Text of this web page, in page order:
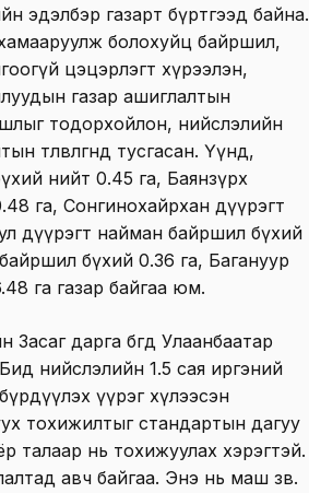
эдэлбэр газарт бүртгээд байна.
болохуйц байршил,
цэцэрлэгт хүрээлэн,
газар ашиглалтын
тодорхойлон, нийслэлийн
төлөвлөгөөнд тусгасан. Үүнд,
нийт 0.45 га, Баянзүрх
га, Сонгинохайрхан дүүрэгт
дүүрэгт найман байршил бүхий
бүхий 0.36 га, Багануур
га газар байгаа юм.
дарга бөгөөд Улаанбаатар
нийслэлийн 1.5 сая иргэний
үүрэг хүлээсэн
тохижилтыг стандартын дагуу
талаар нь тохижуулах хэрэгтэй.
авч байгаа. Энэ нь маш зөв.